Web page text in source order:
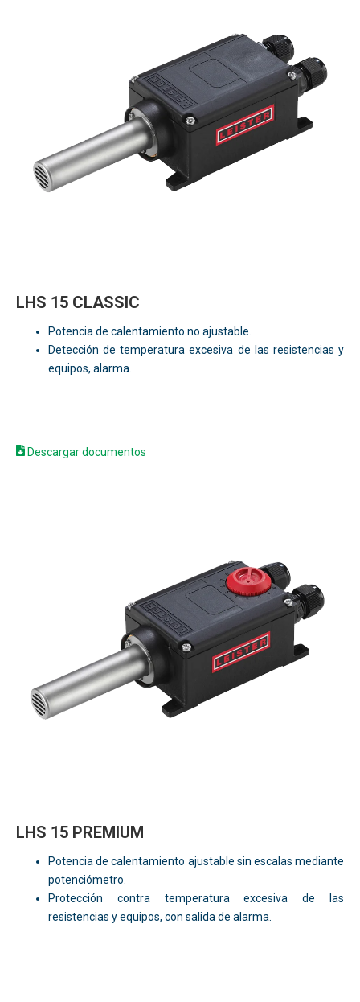
LHS 15 CLASSIC
Potencia de calentamiento no ajustable.
Detección de temperatura excesiva de las resistencias y
equipos, alarma.
Descargar documentos
LHS 15 PREMIUM
Potencia de calentamiento ajustable sin escalas mediante
potenciómetro.
Protección contra temperatura excesiva de las
resistencias y equipos, con salida de alarma.